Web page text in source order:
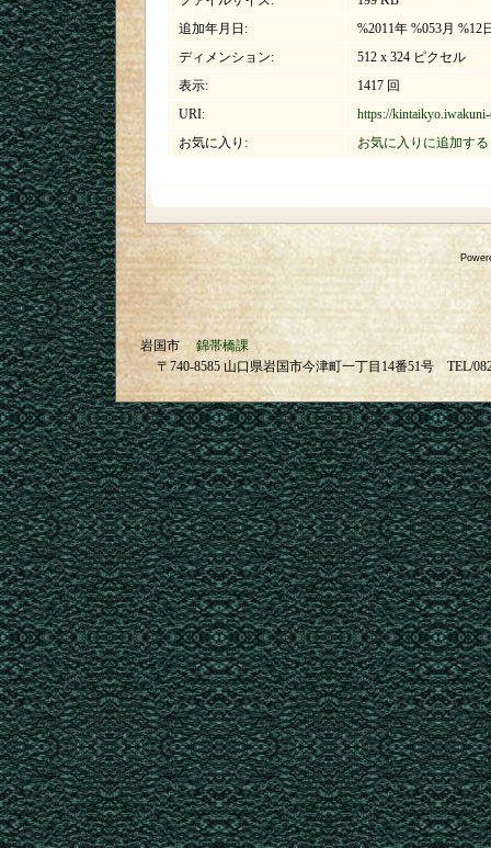
追加年月日:
%2011年 %053月 %12
ディメンション:
512 x 324 ピクセル
表示:
1417 回
URI:
https://
お気に入り:
お気に入りに追加する
岩国市 錦帯橋課
〒740-8585 山口県岩国市今津町一丁目14番51号